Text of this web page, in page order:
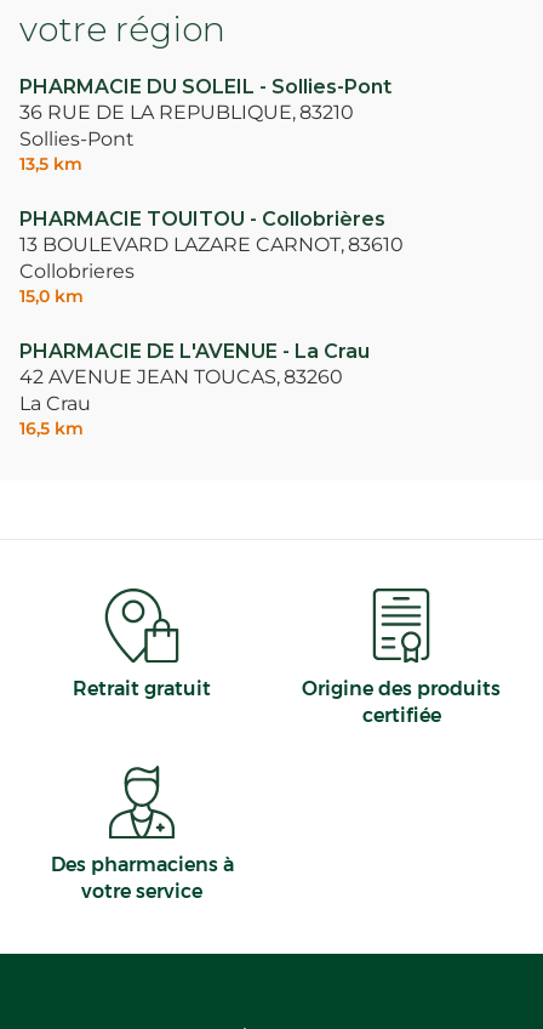
votre région
PHARMACIE DU SOLEIL - Sollies-Pont
36 RUE DE LA REPUBLIQUE,83210
Sollies-Pont
13,5 km
PHARMACIE TOUITOU - Collobrières
13 BOULEVARD LAZARE CARNOT,83610
Collobrieres
15,0 km
PHARMACIE DE L'AVENUE - La Crau
42 AVENUE JEAN TOUCAS,83260
La Crau
16,5 km
Retrait gratuit
Origine des produits
certifiée
Des pharmaciens à
votre service